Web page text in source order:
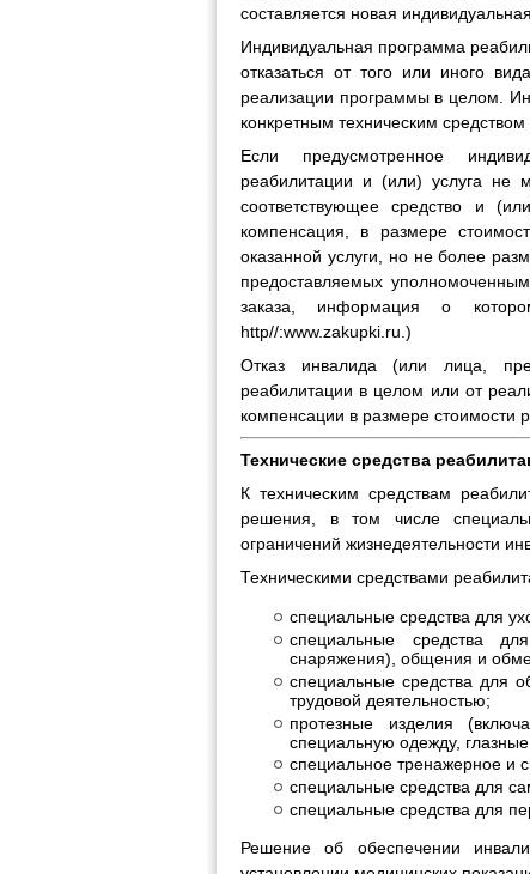
составляется новая
Индивидуальная программа
отказаться от того или иного
реализации программы в целом.
конкретным техническим
Если предусмотренное
реабилитации и (или) услуга не
соответствующее средство и
компенсация, в размере
оказанной услуги, но не более
предоставляемых
заказа, информация о
http//:www.zakupki.ru.)
Отказ инвалида (или лица,
реабилитации в целом или от
компенсации в размере стоимости
Технические средства
К техническим средствам
решения, в том числе
ограничений жизнедеятельности
Техническими средствами
специальные средства для
специальные средства
снаряжения), общения и
специальные средства для
трудовой деятельностью;
протезные изделия
специальную одежду,
специальное тренажерное и
специальные средства для
специальные средства для
Решение об обеспечении